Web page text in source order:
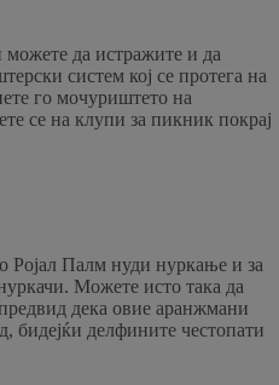
да истражите и да
систем кој се протега на
го мочуриштето на
се на клупи за пикник покрај
Ројал Палм нуди нуркање и за
Можете исто така да
дека овие аранжмани
бидејќи делфините честопати